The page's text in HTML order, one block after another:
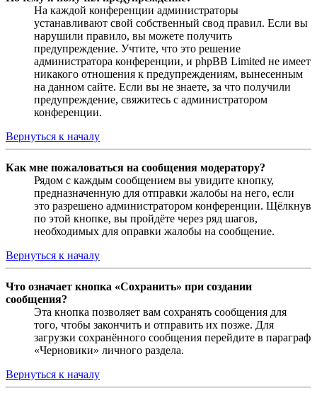
На каждой конференции администраторы
устанавливают свой собственный свод правил. Если вы
нарушили правило, вы можете получить
предупреждение. Учтите, что это решение
администратора конференции, и phpBB Limited не имеет
никакого отношения к предупреждениям, вынесенным
на данном сайте. Если вы не знаете, за что получили
предупреждение, свяжитесь с администратором
конференции.
Вернуться к началу
Как мне пожаловаться на сообщения модератору?
Рядом с каждым сообщением вы увидите кнопку,
предназначенную для отправки жалобы на него, если
это разрешено администратором конференции. Щёлкнув
по этой кнопке, вы пройдёте через ряд шагов,
необходимых для оправки жалобы на сообщение.
Вернуться к началу
Что означает кнопка «Сохранить» при создании
сообщения?
Эта кнопка позволяет вам сохранять сообщения для
того, чтобы закончить и отправить их позже. Для
загрузки сохранённого сообщения перейдите в параграф
«Черновики» личного раздела.
Вернуться к началу